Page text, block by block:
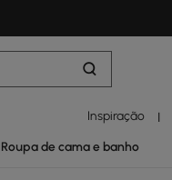
Inspiração |
Roupa de cama e banho